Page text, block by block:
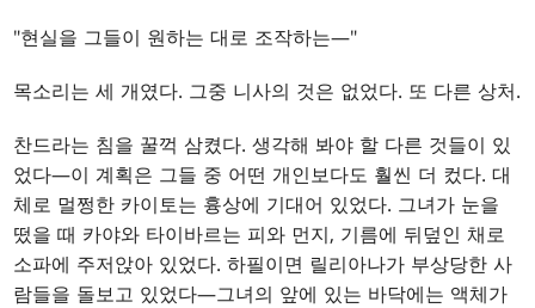
"현실을 그들이 원하는 대로 조작하는—"
목소리는 세 개였다. 그중 니사의 것은 없었다. 또 다른 상처.
찬드라는 침을 꿀꺽 삼켰다. 생각해 봐야 할 다른 것들이 있
었다—이 계획은 그들 중 어떤 개인보다도 훨씬 더 컸다. 대
체로 멀쩡한 카이토는 흉상에 기대어 있었다. 그녀가 눈을
떴을 때 카야와 타이바르는 피와 먼지, 기름에 뒤덮인 채로
소파에 주저앉아 있었다. 하필이면 릴리아나가 부상당한 사
람들을 돌보고 있었다—그녀의 앞에 있는 바닥에는 액체가